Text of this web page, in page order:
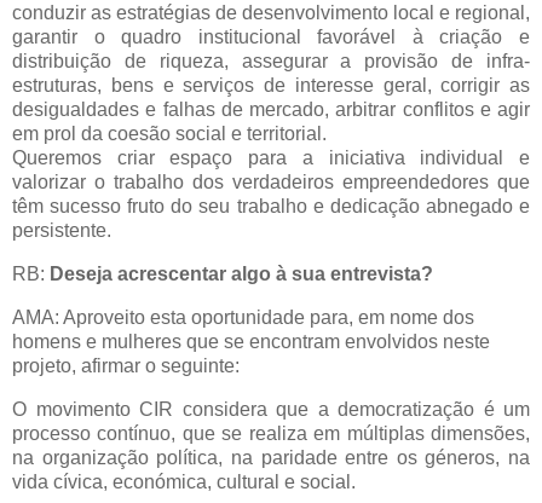
conduzir as estratégias de desenvolvimento local e regional,
garantir o quadro institucional favorável à criação e
distribuição de riqueza, assegurar a provisão de infra-
estruturas, bens e serviços de interesse geral, corrigir as
desigualdades e falhas de mercado, arbitrar conflitos e agir
em prol da coesão social e territorial.
Queremos criar espaço para a iniciativa individual e
valorizar o trabalho dos verdadeiros empreendedores que
têm sucesso fruto do seu trabalho e dedicação abnegado e
persistente.
RB: Deseja acrescentar algo à sua entrevista?
AMA: Aproveito esta oportunidade para, em nome dos
homens e mulheres que se encontram envolvidos neste
projeto, afirmar o seguinte:
O movimento CIR considera que a democratização é um
processo contínuo, que se realiza em múltiplas dimensões,
na organização política, na paridade entre os géneros, na
vida cívica, económica, cultural e social.